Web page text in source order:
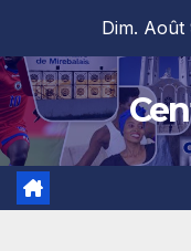
content
Dim. Août